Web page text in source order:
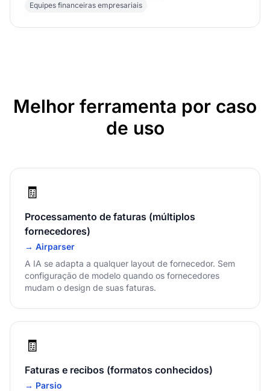
Equipes financeiras empresariais
Melhor ferramenta por caso
de uso
🧾
Processamento de faturas (múltiplos
fornecedores)
→ Airparser
A IA se adapta a qualquer layout de fornecedor. Sem
configuração de modelo quando os fornecedores
mudam o design de suas faturas.
🧾
Faturas e recibos (formatos conhecidos)
→ Parsio